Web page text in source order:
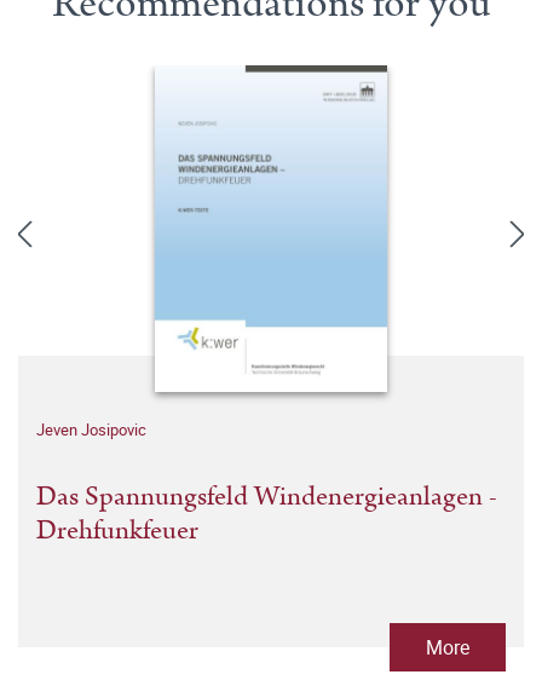
Jeven Josipovic
Das Spannungsfeld Windenergieanlagen -
Drehfunkfeuer
More